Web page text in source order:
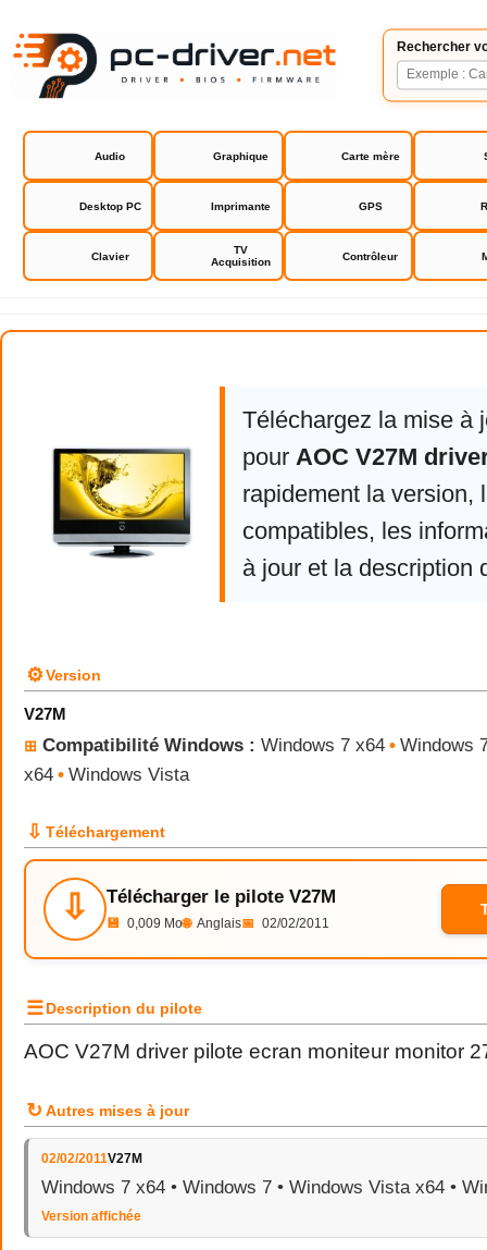
Rechercher
Audio Graphique Carte mère
Desktop PC Imprimante GPS
Clavier
TV
Acquisition
Contrôleur
AOC V27M driver
Téléchargez la mise à
pour AOC V27M
rapidement la version,
compatibles, les
à jour et la description
⚙Version
V27M
⊞ Compatibilité Windows : Windows 7 x64 • Windows
x64 • Windows Vista
⇩ Téléchargement
⇩ Télécharger le pilote V27M
💾 0,009 Mo🌐 Anglais📅 02/02/2011
☰Description du pilote
AOC V27M driver pilote ecran moniteur monitor
↻ Autres mises à jour
02/02/2011V27M
Windows 7 x64 • Windows 7 • Windows Vista x64 •
Version affichée